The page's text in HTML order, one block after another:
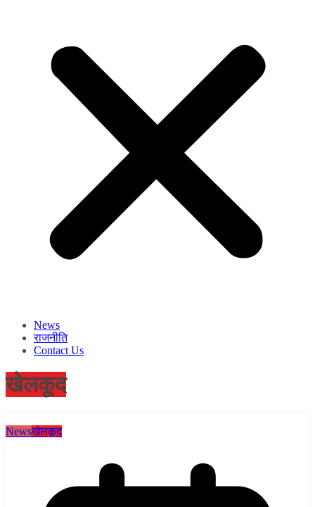
News
राजनीति
Contact Us
खेलकूद
Newsखेलकूद